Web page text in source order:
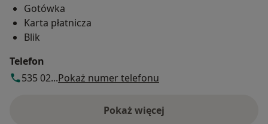
Gotówka
Karta płatnicza
Blik
Telefon
535 02...Pokaż numer telefonu
Pokaż więcej
o adresie